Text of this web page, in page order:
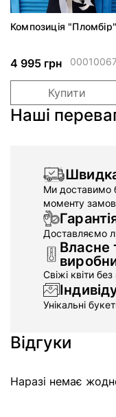
Композиція "Пломбір"
4 995 грн
Купити
Наші
Ми доставимо
моменту
Доставляємо
Власне
Свіжі квіти
Унікальні
Відгуки
Наразі немає